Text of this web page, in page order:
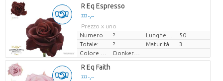
R Eq Espresso
??? -,--
Prezzo x uno
Numero
?
50
Totale:
? Maturità
3
Donkerbruin
R Eq Faith
??? -,--